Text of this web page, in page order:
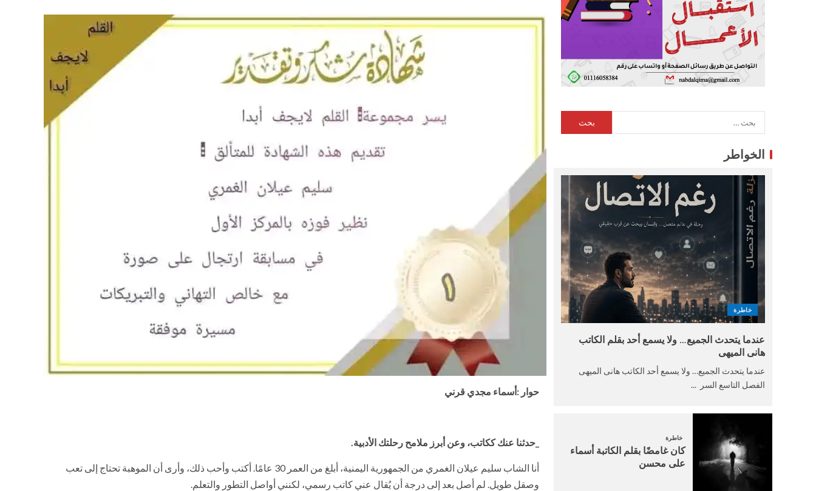
حوار :أسماء مجدي قرني
_حدثنا عنك ككاتب، وعن أبرز ملامح رحلتك الأدبية.
أنا الشاب سليم عيلان الغمري من الجمهورية اليمنية، أبلغ من العمر 30 عامًا. أكتب وأحب ذلك، وأرى أن الموهبة تحتاج إلى تعب
وصقل طويل. لم أصل بعد إلى درجة أن يُقال عني كاتب رسمي، لكنني أواصل التطور والتعلم.
الخواطر
خاطرة
عندما يتحدث الجميع… ولا يسمع أحد بقلم الكاتب
هانى الميهى
عندما يتحدث الجميع… ولا يسمع أحد الكاتب هانى الميهى
الفصل التاسع السر ...
خاطرة
كان غامضًا بقلم الكاتبة أسماء
على محسن